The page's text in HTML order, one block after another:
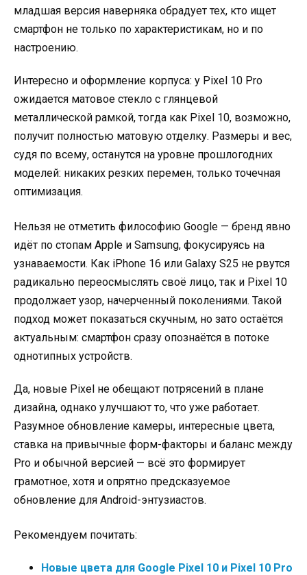
младшая версия наверняка обрадует тех, кто ищет
смартфон не только по характеристикам, но и по
настроению.
Интересно и оформление корпуса: у Pixel 10 Pro
ожидается матовое стекло с глянцевой
металлической рамкой, тогда как Pixel 10, возможно,
получит полностью матовую отделку. Размеры и вес,
судя по всему, останутся на уровне прошлогодних
моделей: никаких резких перемен, только точечная
оптимизация.
Нельзя не отметить философию Google — бренд явно
идёт по стопам Apple и Samsung, фокусируясь на
узнаваемости. Как iPhone 16 или Galaxy S25 не рвутся
радикально переосмыслять своё лицо, так и Pixel 10
продолжает узор, начерченный поколениями. Такой
подход может показаться скучным, но зато остаётся
актуальным: смартфон сразу опознаётся в потоке
однотипных устройств.
Да, новые Pixel не обещают потрясений в плане
дизайна, однако улучшают то, что уже работает.
Разумное обновление камеры, интересные цвета,
ставка на привычные форм-факторы и баланс между
Pro и обычной версией — всё это формирует
грамотное, хотя и опрятно предсказуемое
обновление для Android-энтузиастов.
Рекомендуем почитать:
Новые цвета для Google Pixel 10 и Pixel 10 Pro